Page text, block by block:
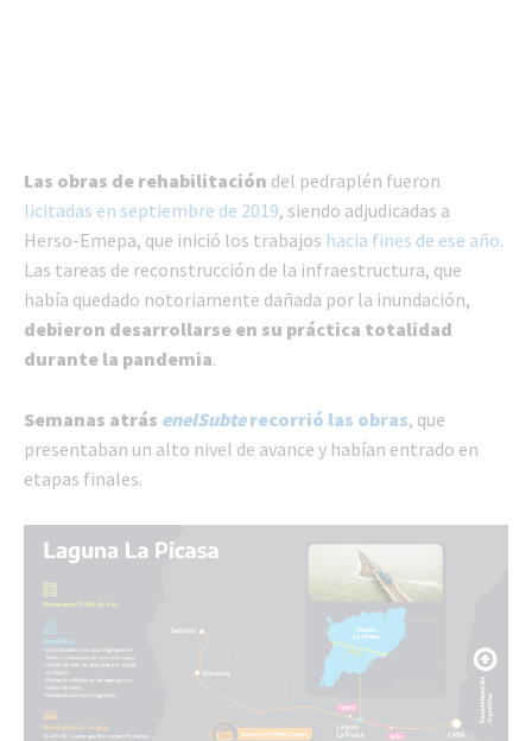
Las obras de rehabilitación del pedraplén fueron
licitadas en septiembre de 2019, siendo adjudicadas a
Herso-Emepa, que inició los trabajos hacia fines de ese año.
Las tareas de reconstrucción de la infraestructura, que
había quedado notoriamente dañada por la inundación,
debieron desarrollarse en su práctica totalidad
durante la pandemia.
Semanas atrás enelSubterecorrió las obras, que
presentaban un alto nivel de avance y habían entrado en
etapas finales.